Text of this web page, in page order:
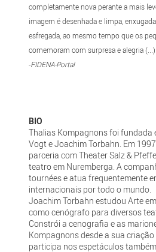
completamente nova perante a mais
imagem é desenhada e limpa,
esfregada, ao mesmo tempo que os
comemoram com surpresa e alegria
-FIDENA-Portal
BIO
Thalias Kompagnons foi fundada
Vogt e Joachim Torbahn. Em
parceria com Theater Salz &
teatro em Nuremberga. A
tournées e atua frequentemente
internacionais por todo o mundo.
Joachim Torbahn estudou Arte
como cenógrafo para diversos
Constrói a cenografia e as
Kompagnons desde a sua criação
participa nos espetáculos